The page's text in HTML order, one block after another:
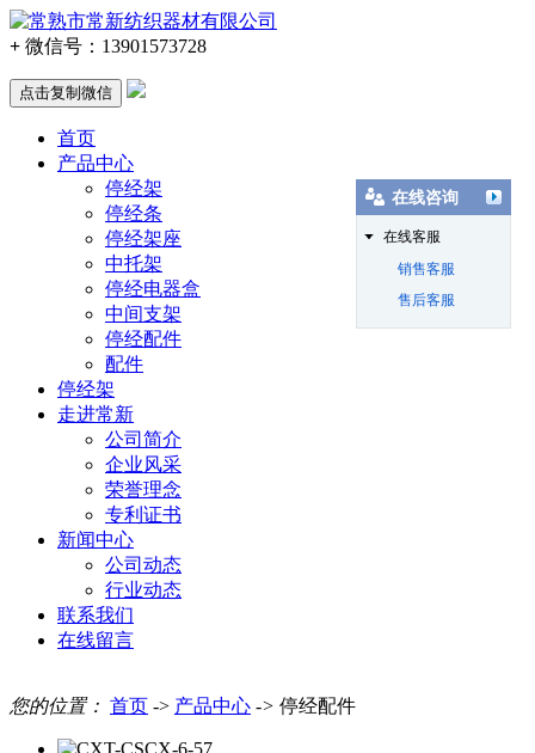
+ 微信号： 13901573728
点击复制微信
首页
产品中心
停经架
停经条
停经架座
中托架
停经电器盒
中间支架
停经配件
配件
停经架
走进常新
公司简介
企业风采
荣誉理念
专利证书
新闻中心
公司动态
行业动态
联系我们
在线留言
您的位置： 首页 -> 产品中心 -> 停经配件
在线咨询
在线客服
销售客服
售后客服